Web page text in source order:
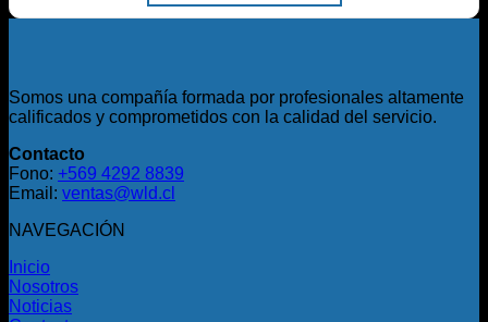
Somos una compañía formada por profesionales altamente
calificados y comprometidos con la calidad del servicio.
Contacto
Fono: +569 4292 8839
Email: ventas@wld.cl
NAVEGACIÓN
Inicio
Nosotros
Noticias